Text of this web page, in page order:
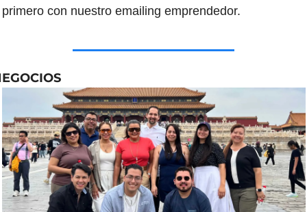
primero con nuestro emailing emprendedor.